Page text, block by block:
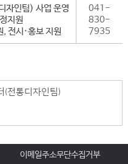
자인팀) 사업 운영
지원
, 전시·홍보 지원
041-
830-
7935
(전통디자인팀)
이메일주소무단수집거부